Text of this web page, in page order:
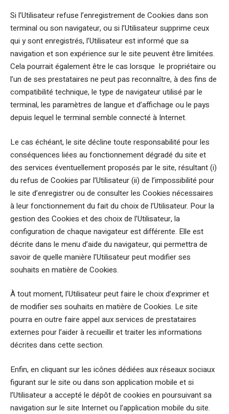
Si l’Utilisateur refuse l’enregistrement de Cookies dans son
terminal ou son navigateur, ou si l’Utilisateur supprime ceux
qui y sont enregistrés, l’Utilisateur est informé que sa
navigation et son expérience sur le site peuvent être limitées.
Cela pourrait également être le cas lorsque le propriétaire ou
l’un de ses prestataires ne peut pas reconnaître, à des fins de
compatibilité technique, le type de navigateur utilisé par le
terminal, les paramètres de langue et d’affichage ou le pays
depuis lequel le terminal semble connecté à Internet.
Le cas échéant, le site décline toute responsabilité pour les
conséquences liées au fonctionnement dégradé du site et
des services éventuellement proposés par le site, résultant (i)
du refus de Cookies par l’Utilisateur (ii) de l’impossibilité pour
le site d’enregistrer ou de consulter les Cookies nécessaires
à leur fonctionnement du fait du choix de l’Utilisateur. Pour la
gestion des Cookies et des choix de l’Utilisateur, la
configuration de chaque navigateur est différente. Elle est
décrite dans le menu d’aide du navigateur, qui permettra de
savoir de quelle manière l’Utilisateur peut modifier ses
souhaits en matière de Cookies.
À tout moment, l’Utilisateur peut faire le choix d’exprimer et
de modifier ses souhaits en matière de Cookies. Le site
pourra en outre faire appel aux services de prestataires
externes pour l’aider à recueillir et traiter les informations
décrites dans cette section.
Enfin, en cliquant sur les icônes dédiées aux réseaux sociaux
figurant sur le site ou dans son application mobile et si
l’Utilisateur a accepté le dépôt de cookies en poursuivant sa
navigation sur le site Internet ou l’application mobile du site.